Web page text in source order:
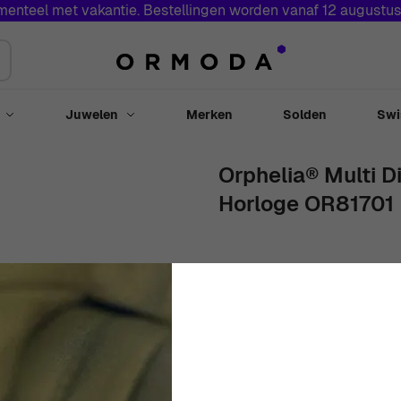
met vakantie. Bestellingen worden vanaf 12
Toggle submenu for Horloges
Juwelen Toggle submenu for Juwelen
Merken Solden
Orphelia® Multi
Horloge OR81701